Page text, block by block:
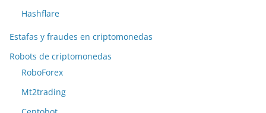
Hashflare
Estafas y fraudes en criptomonedas
Robots de criptomonedas
RoboForex
Mt2trading